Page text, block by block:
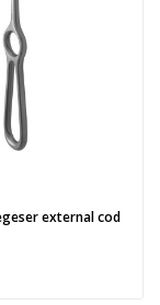
external cod